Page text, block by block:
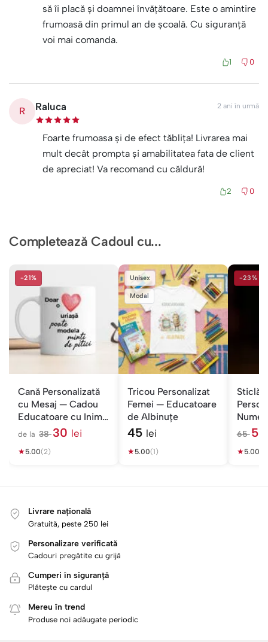
să îi placă și doamnei învățătoare. Este o amintire
frumoasă din primul an de școală. Cu siguranță
voi mai comanda.
1 0
R Raluca 2 ani în urmă
Foarte frumoasa și de efect tăblița! Livrarea mai
mult decât prompta și amabilitatea fata de client
de apreciat! Va recomand cu căldură!
2 0
Completează Cadoul cu...
-21%
Cană Personalizată
cu Mesaj — Cadou
Educatoare cu Inimă
Uriașă
de la 38
e
30 lei
★5.00(2)
Unisex
Modal
Tricou Personalizat
Femei — Educatoare
de Albinuțe
45 lei
★5.00(1)
-23%
Sticlă
Nume
65
e
★5.00
Livrare națională
Gratuită, peste 250 lei
Personalizare verificată
Cadouri pregătite cu grijă
Cumperi în siguranță
Plătește cu cardul
Mereu în trend
Produse noi adăugate periodic